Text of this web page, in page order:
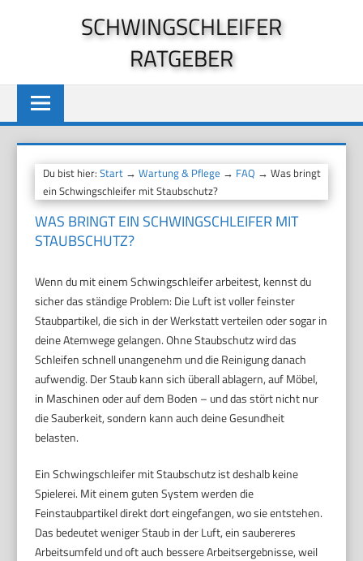
SCHWINGSCHLEIFER
RATGEBER
Du bist hier:Start →Wartung & Pflege → FAQ → Was bringt
ein Schwingschleifer mit Staubschutz?
WAS BRINGT EIN SCHWINGSCHLEIFER MIT
STAUBSCHUTZ?
Wenn du mit einem Schwingschleifer arbeitest, kennst du
sicher das ständige Problem: Die Luft ist voller feinster
Staubpartikel, die sich in der Werkstatt verteilen oder sogar in
deine Atemwege gelangen. Ohne Staubschutz wird das
Schleifen schnell unangenehm und die Reinigung danach
aufwendig. Der Staub kann sich überall ablagern, auf Möbel,
in Maschinen oder auf dem Boden – und das stört nicht nur
die Sauberkeit, sondern kann auch deine Gesundheit
belasten.
Ein Schwingschleifer mit Staubschutz ist deshalb keine
Spielerei. Mit einem guten System werden die
Feinstaubpartikel direkt dort eingefangen, wo sie entstehen.
Das bedeutet weniger Staub in der Luft, ein saubereres
Arbeitsumfeld und oft auch bessere Arbeitsergebnisse, weil